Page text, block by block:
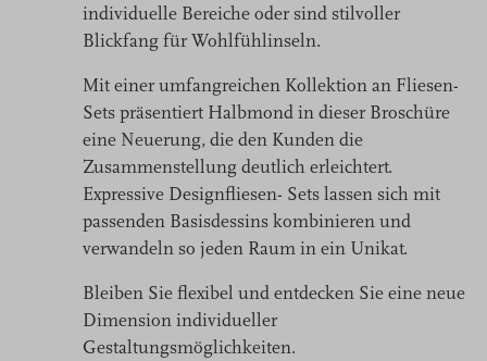
individuelle Bereiche oder sind stilvoller
Blickfang für Wohlfühlinseln.
Mit einer umfangreichen Kollektion an Fliesen-
Sets präsentiert Halbmond in dieser Broschüre
eine Neuerung, die den Kunden die
Zusammenstellung deutlich erleichtert.
Expressive Designfliesen- Sets lassen sich mit
passenden Basisdessins kombinieren und
verwandeln so jeden Raum in ein Unikat.
Bleiben Sie flexibel und entdecken Sie eine neue
Dimension individueller
Gestaltungsmöglichkeiten.